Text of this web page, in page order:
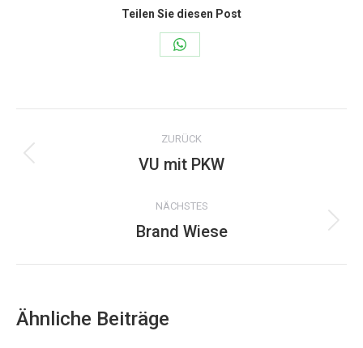
Teilen Sie diesen Post
Share
WhatsApp
Kommentarnavigation
ZURÜCK
Vorheriger
VU mit PKW
NÄCHSTES
Nächster
Brand Wiese
Ähnliche Beiträge